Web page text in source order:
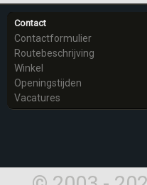
Contact
Contactformulier
Routebeschrijving
Winkel
Openingstijden
Vacatures